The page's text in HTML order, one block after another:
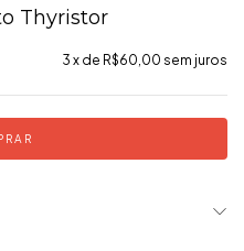
Thyristor
3 x de R$60,00 sem juros